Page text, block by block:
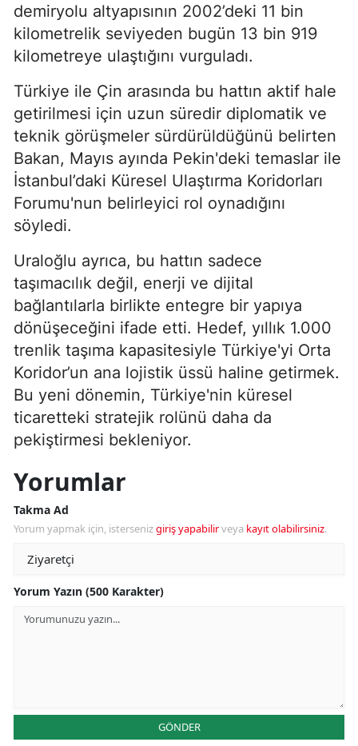
demiryolu altyapısının 2002’deki 11 bin
kilometrelik seviyeden bugün 13 bin 919
kilometreye ulaştığını vurguladı.
Türkiye ile Çin arasında bu hattın aktif hale
getirilmesi için uzun süredir diplomatik ve
teknik görüşmeler sürdürüldüğünü belirten
Bakan, Mayıs ayında Pekin'deki temaslar ile
İstanbul’daki Küresel Ulaştırma Koridorları
Forumu'nun belirleyici rol oynadığını
söyledi.
Uraloğlu ayrıca, bu hattın sadece
taşımacılık değil, enerji ve dijital
bağlantılarla birlikte entegre bir yapıya
dönüşeceğini ifade etti. Hedef, yıllık 1.000
trenlik taşıma kapasitesiyle Türkiye'yi Orta
Koridor’un ana lojistik üssü haline getirmek.
Bu yeni dönemin, Türkiye'nin küresel
ticaretteki stratejik rolünü daha da
pekiştirmesi bekleniyor.
Yorumlar
Takma Ad
Yorum yapmak için, istersenizgiriş yapabilirveya kayıt olabilirsiniz.
Yorum Yazın (500 Karakter)
GÖNDER